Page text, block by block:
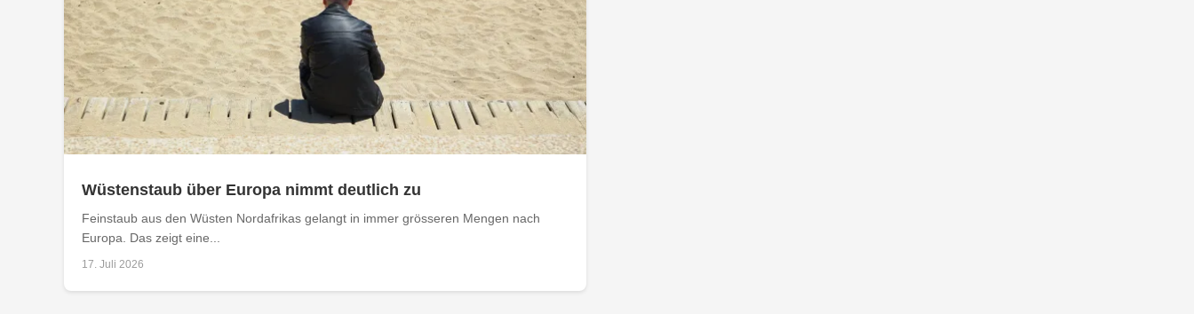
Wüstenstaub über Europa nimmt deutlich zu
Feinstaub aus den Wüsten Nordafrikas gelangt in immer grösseren Mengen nach
Europa. Das zeigt eine...
17. Juli 2026